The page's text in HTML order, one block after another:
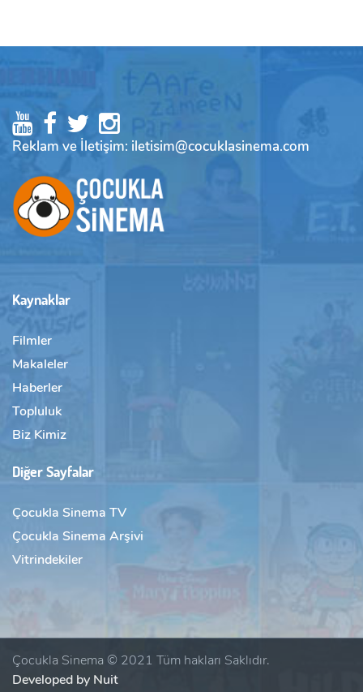
Reklam ve İletişim: iletisim@cocuklasinema.com
Kaynaklar
Filmler
Makaleler
Haberler
Topluluk
Biz Kimiz
Diğer Sayfalar
Çocukla Sinema TV
Çocukla Sinema Arşivi
Vitrindekiler
Çocukla Sinema © 2021 Tüm hakları Saklıdır.
Developed by Nuit